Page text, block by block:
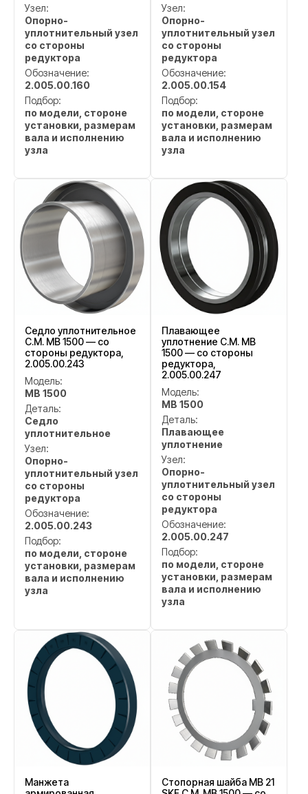
Узел:
Опорно-
уплотнительный узел
со стороны
редуктора
Обозначение:
2.005.00.160
Подбор:
по модели, стороне
установки, размерам
вала и исполнению
узла
Узел:
Опорно-
уплотнительный узел
со стороны
редуктора
Обозначение:
2.005.00.154
Подбор:
по модели, стороне
установки, размерам
вала и исполнению
узла
Седло уплотнительное
C.M. MB 1500 — со
стороны редуктора,
2.005.00.243
Модель:
MB 1500
Деталь:
Седло
уплотнительное
Узел:
Опорно-
уплотнительный узел
со стороны
редуктора
Обозначение:
2.005.00.243
Подбор:
по модели, стороне
установки, размерам
вала и исполнению
узла
Плавающее
уплотнение C.M. MB
1500 — со стороны
редуктора,
2.005.00.247
Модель:
MB 1500
Деталь:
Плавающее
уплотнение
Узел:
Опорно-
уплотнительный узел
со стороны
редуктора
Обозначение:
2.005.00.247
Подбор:
по модели, стороне
установки, размерам
вала и исполнению
узла
Манжета
Стопорная шайба MB 21